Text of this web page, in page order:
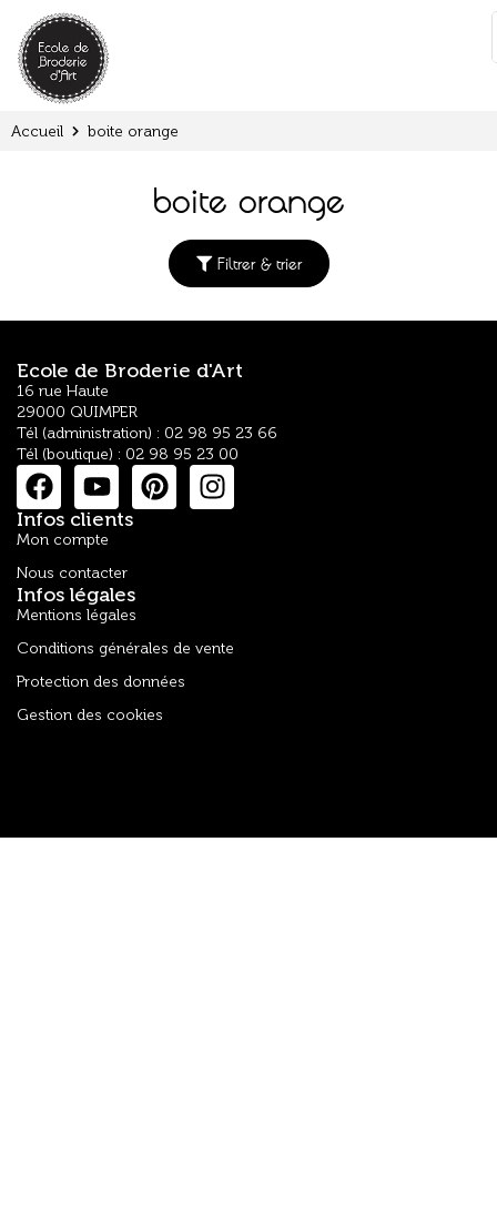
:
Accueil boite orange
boite orange
Filtrer & trier
Ecole de Broderie d'Art
16 rue Haute
29000 QUIMPER
Tél (administration) : 02 98 95 23 66
Tél (boutique) : 02 98 95 23 00
Infos clients
Mon compte
Nous contacter
Infos légales
Mentions légales
Conditions générales de vente
Protection des données
Gestion des cookies
Panneau de gestion des cookies